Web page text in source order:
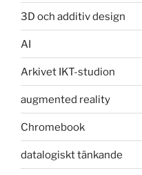
3D och additiv design
AI
Arkivet IKT-studion
augmented reality
Chromebook
datalogiskt tänkande